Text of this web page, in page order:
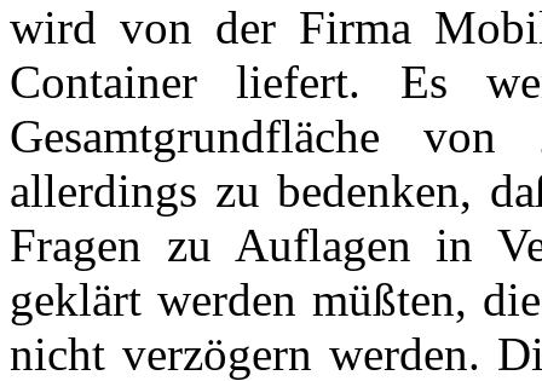
wird von der Firma
Container liefert. Es
Gesamtgrundfläche
allerdings zu bedenken,
Fragen zu Auflagen in
geklärt werden müßten,
nicht verzögern werden.